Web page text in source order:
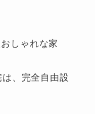
しゃれな家
、完全自由設